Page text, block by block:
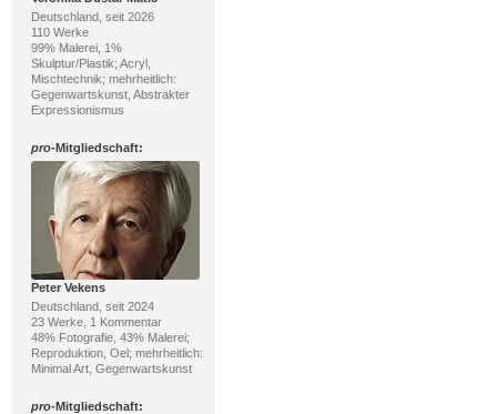
Deutschland, seit 2026
110 Werke
99% Malerei, 1%
Skulptur/Plastik; Acryl,
Mischtechnik; mehrheitlich:
Gegenwartskunst, Abstrakter
Expressionismus
pro-Mitgliedschaft:
Peter Vekens
Deutschland, seit 2024
23 Werke, 1 Kommentar
48% Fotografie, 43% Malerei;
Reproduktion, Oel; mehrheitlich:
Minimal Art, Gegenwartskunst
pro-Mitgliedschaft: